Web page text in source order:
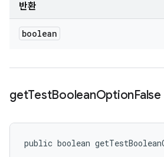
반환
boolean
getTestBooleanOptionFalse
public boolean